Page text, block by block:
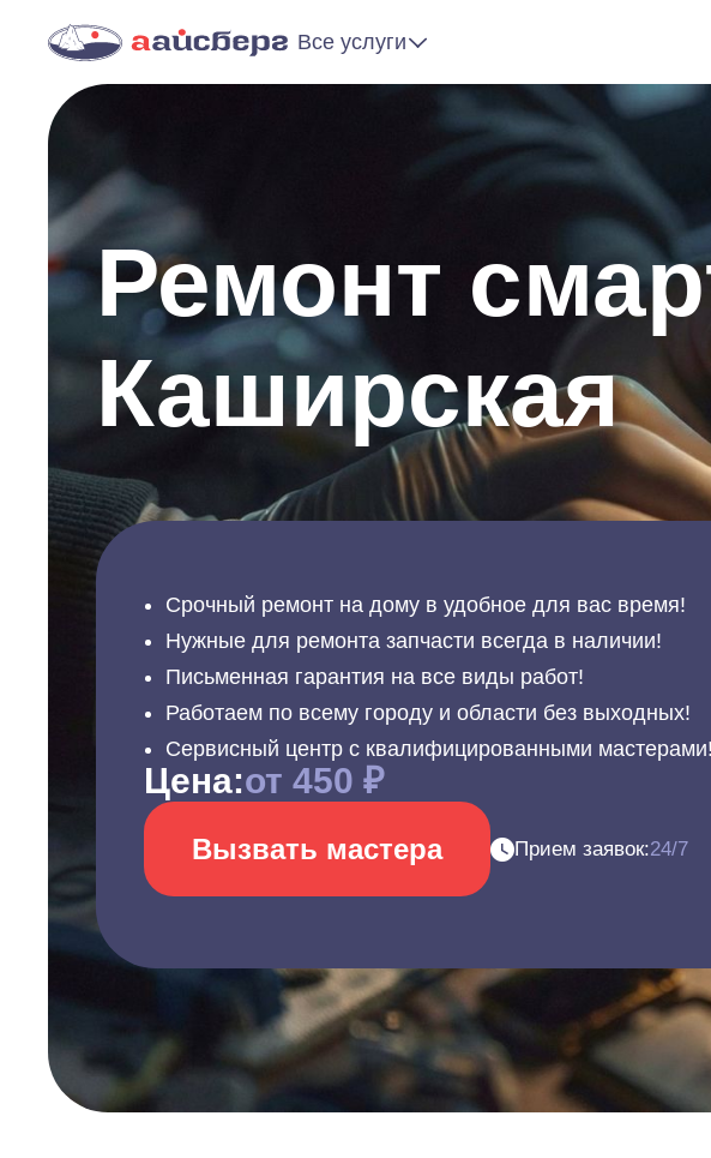
Все услуги
Ремонт
Каширская
Срочный ремонт на дому в удобное для вас время!
Нужные для ремонта запчасти всегда в наличии!
Письменная гарантия на все виды работ!
Работаем по всему городу и области без выходных!
Сервисный центр с квалифицированными мастерами!
Цена:от 450 ₽
Вызвать мастера Прием заявок:24/7